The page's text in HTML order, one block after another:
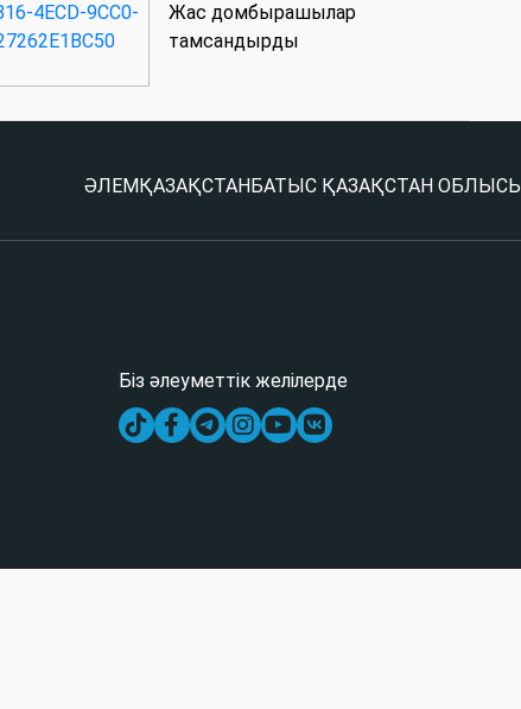
Жас домбырашылар
тамсандырды
ӘЛЕМ ҚАЗАҚСТАН БАТЫС ҚАЗАҚСТАН ОБЛЫСЫ
Біз әлеуметтік желілерде